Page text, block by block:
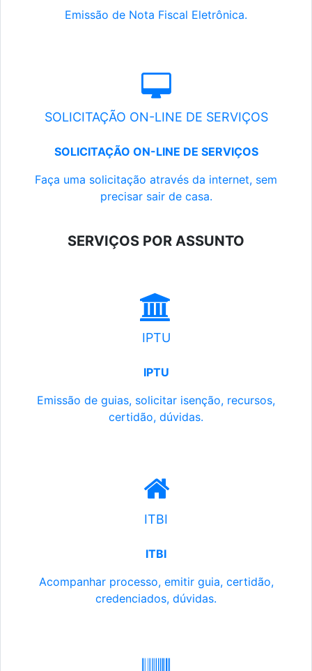
Emissão de Nota Fiscal Eletrônica.
SOLICITAÇÃO ON-LINE DE SERVIÇOS
SOLICITAÇÃO ON-LINE DE SERVIÇOS
Faça uma solicitação através da internet, sem
precisar sair de casa.
SERVIÇOS POR ASSUNTO
IPTU
IPTU
Emissão de guias, solicitar isenção, recursos,
certidão, dúvidas.
ITBI
ITBI
Acompanhar processo, emitir guia, certidão,
credenciados, dúvidas.